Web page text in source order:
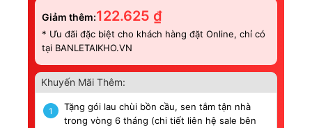
Giảm thêm:122.625 ₫
* Ưu đãi đặc biệt cho khách hàng đặt Online, chỉ có
tại BANLETAIKHO.VN
Khuyến Mãi Thêm:
1
Tặng gói lau chùi bồn cầu, sen tắm tận nhà
trong vòng 6 tháng (chi tiết liên hệ sale bên